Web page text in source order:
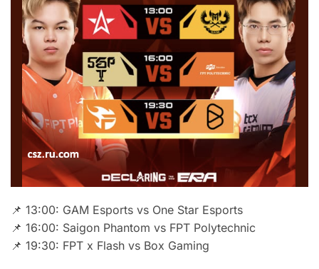
📌 13:00: GAM Esports vs One Star Esports
📌 16:00: Saigon Phantom vs FPT Polytechnic
📌 19:30: FPT x Flash vs Box Gaming